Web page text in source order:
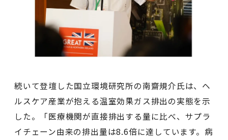
続いて登壇した国立環境研究所の南齋規介氏は、ヘ
ルスケア産業が抱える温室効果ガス排出の実態を示
した。「医療機関が直接排出する量に比べ、サプラ
イチェーン由来の排出量は8.6倍に達しています。病